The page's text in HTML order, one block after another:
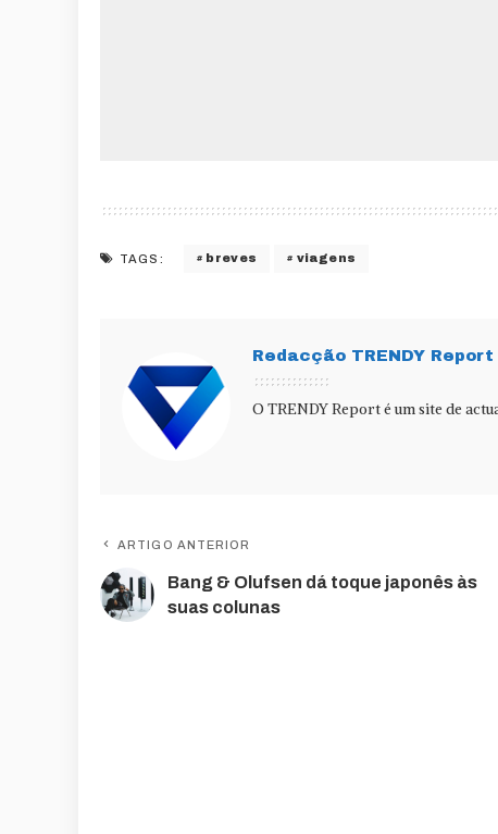
TAGS: breves viagens
Redacção TRENDY Report
O TRENDY Report é um site de
ARTIGO ANTERIOR
Bang & Olufsen dá toque japonês às
suas colunas